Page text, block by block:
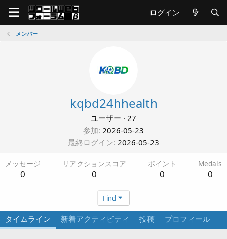
ログイン
メンバー
kqbd24hhealth
ユーザー · 27
参加 2026-05-23
最終ログイン 2026-05-23
メッセージ
0
リアクションスコア
0
ポイント
0
Medals
0
Find
タイムライン 新着アクティビティ 投稿 プロフィール